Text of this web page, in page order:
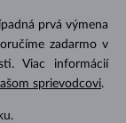
prvá výmena
zadarmo v
Viac informácií
sprievodcovi.